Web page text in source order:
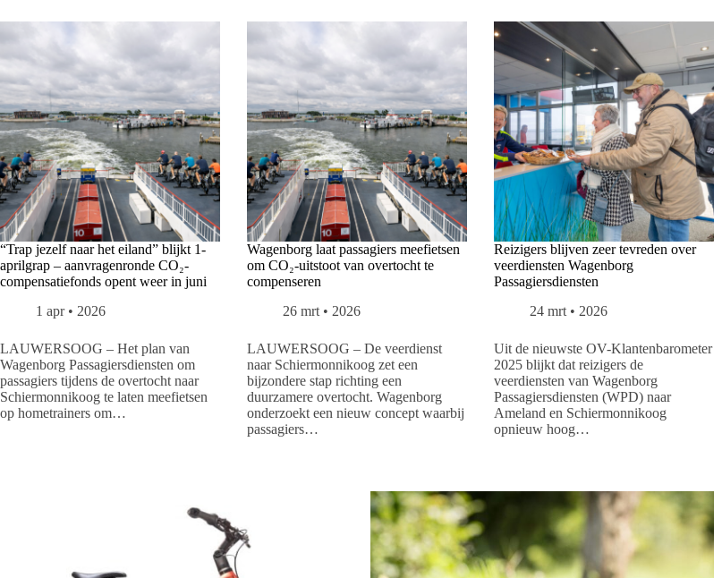
“Trap jezelf naar het eiland” blijkt 1-
aprilgrap – aanvragenronde CO₂-
compensatiefonds opent weer in juni
1 apr • 2026
LAUWERSOOG – Het plan van
Wagenborg Passagiersdiensten om
passagiers tijdens de overtocht naar
Schiermonnikoog te laten meefietsen
op hometrainers om…
Wagenborg laat passagiers meefietsen
om CO₂-uitstoot van overtocht te
compenseren
26 mrt • 2026
LAUWERSOOG – De veerdienst
naar Schiermonnikoog zet een
bijzondere stap richting een
duurzamere overtocht. Wagenborg
onderzoekt een nieuw concept waarbij
passagiers…
Reizigers blijven zeer tevreden over
veerdiensten Wagenborg
Passagiersdiensten
24 mrt • 2026
Uit de nieuwste OV-Klantenbarometer
2025 blijkt dat reizigers de
veerdiensten van Wagenborg
Passagiersdiensten (WPD) naar
Ameland en Schiermonnikoog
opnieuw hoog…